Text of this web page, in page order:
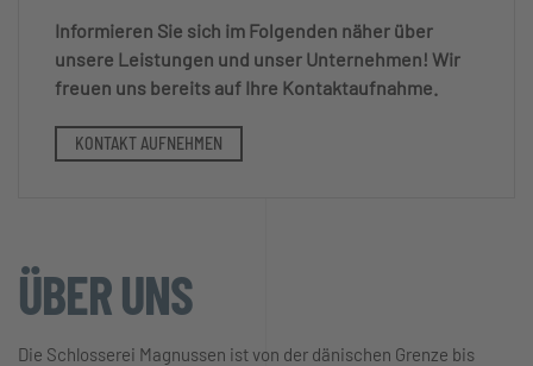
Informieren Sie sich im Folgenden näher über
unsere Leistungen und unser Unternehmen! Wir
freuen uns bereits auf Ihre Kontaktaufnahme.
KONTAKT AUFNEHMEN
ÜBER UNS
Die Schlosserei Magnussen ist von der dänischen Grenze bis